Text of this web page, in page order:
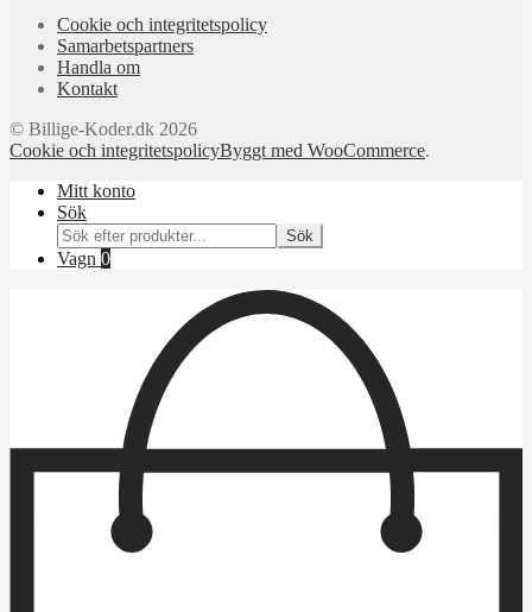
Cookie och integritetspolicy
Samarbetspartners
Handla om
Kontakt
© Billige-Koder.dk 2026
Cookie och integritetspolicyByggt med WooCommerce.
Mitt konto
Sök
Söka
efter:
Sök
Vagn 0